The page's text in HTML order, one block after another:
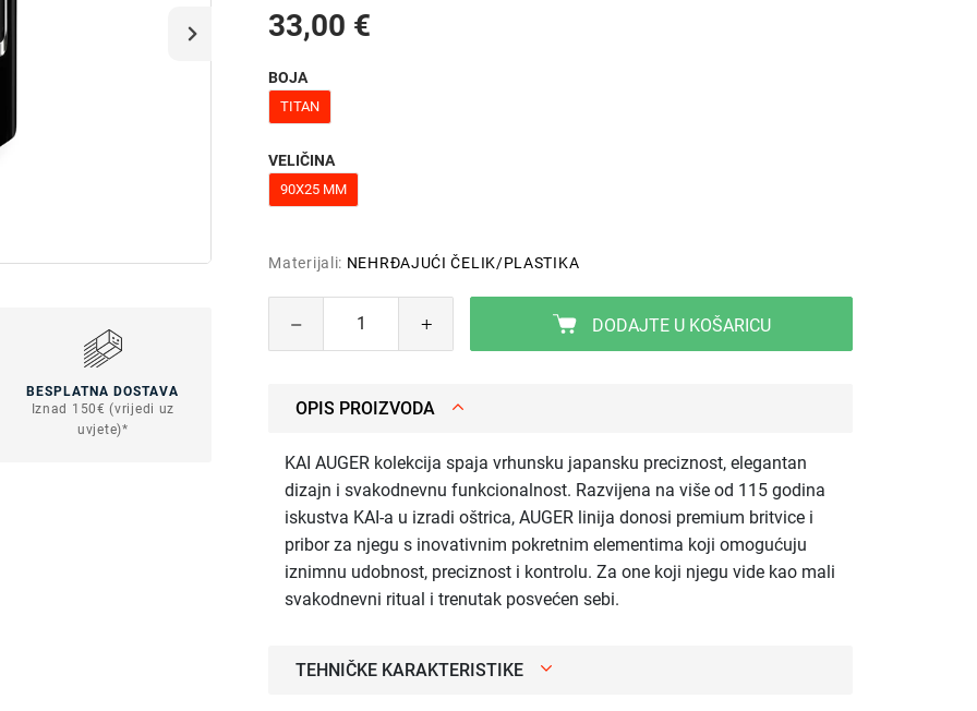
BESPLATNA DOSTAVA
Iznad 150€ (vrijedi uz
uvjete)*
33,00 €
BOJA
TITAN
VELIČINA
90X25 MM
Materijali: NEHRĐAJUĆI ČELIK/PLASTIKA
DODAJTE U KOŠARICU
OPIS PROIZVODA
KAI AUGER kolekcija spaja vrhunsku japansku preciznost, elegantan
dizajn i svakodnevnu funkcionalnost. Razvijena na više od 115 godina
iskustva KAI-a u izradi oštrica, AUGER linija donosi premium britvice i
pribor za njegu s inovativnim pokretnim elementima koji omogućuju
iznimnu udobnost, preciznost i kontrolu. Za one koji njegu vide kao mali
svakodnevni ritual i trenutak posvećen sebi.
TEHNIČKE KARAKTERISTIKE